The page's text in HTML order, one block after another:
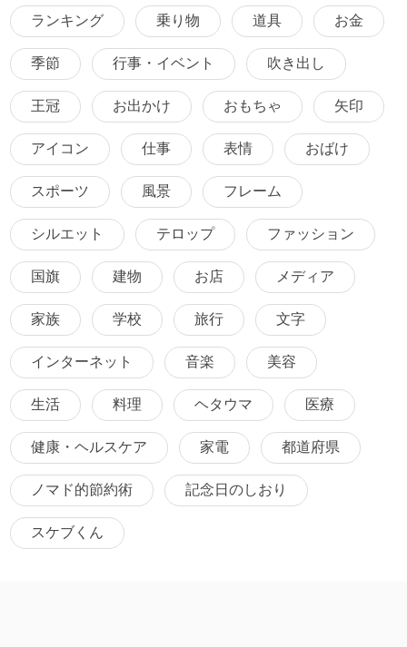
ランキング 乗り物 道具 お金
季節 行事・イベント 吹き出し
王冠 お出かけ おもちゃ 矢印
アイコン 仕事 表情 おばけ
スポーツ 風景 フレーム
シルエット テロップ ファッション
国旗 建物 お店 メディア
家族 学校 旅行 文字
インターネット 音楽 美容
生活 料理 ヘタウマ 医療
健康・ヘルスケア 家電 都道府県
ノマド的節約術 記念日のしおり
スケブくん